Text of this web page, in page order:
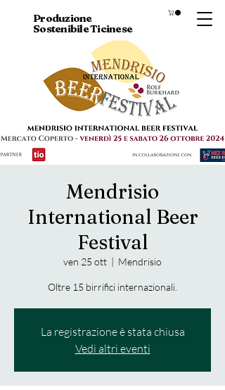
Produzione
SostenibileTicinese
Mendrisio
International Beer
Festival
ven 25 ott
  |
Mendrisio
Oltre 15 birrifici internazionali.
La registrazione è stata chiusa
Vedi altri eventi